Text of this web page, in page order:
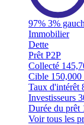
97% 3%
Immobilier
Dette
Prêt P2P
Collecté
Cible
Taux d'intérêt
Investisseurs
Durée du prêt
Voir tous les